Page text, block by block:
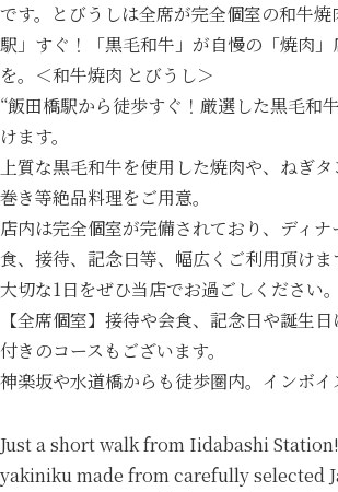
です。とびうしは全席が完全個室の和牛焼
駅」すぐ！「黒毛和牛」が自慢の「焼肉
を。＜和牛焼肉 とびうし＞
“飯田橋駅から徒歩すぐ！厳選した黒毛和
けます。
上質な黒毛和牛を使用した焼肉や、ねぎ
巻き等絶品料理をご用意。
店内は完全個室が完備されており、ディ
食、接待、記念日等、幅広くご利用頂けま
大切な1日をぜひ当店でお過ごしください。
【全席個室】接待や会食、記念日や誕生
付きのコースもございます。
神楽坂や水道橋からも徒歩圏内。インボイ
Just a short walk from Iidabashi
yakiniku made from carefully selected